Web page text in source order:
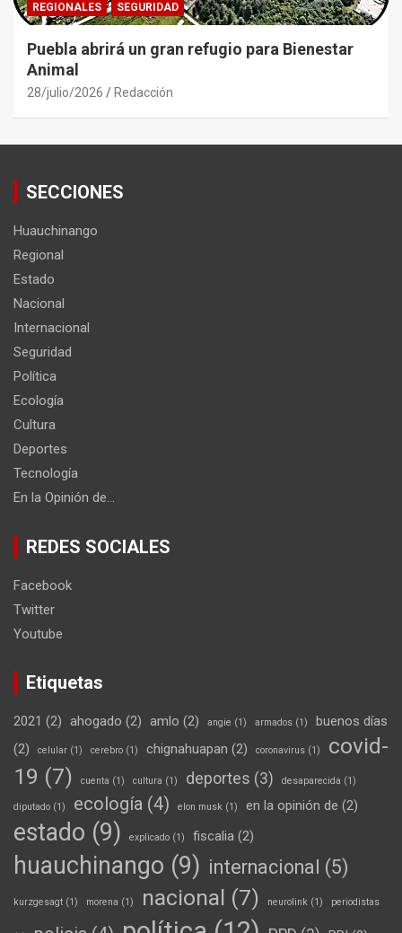
REGIONALES
SEGURIDAD
Puebla abrirá un gran refugio para Bienestar
Animal
28/julio/2026 Redacción
SECCIONES
Huauchinango
Regional
Estado
Nacional
Internacional
Seguridad
Política
Ecología
Cultura
Deportes
Tecnología
En la Opinión de…
REDES SOCIALES
Facebook
Twitter
Youtube
Etiquetas
2021 (2) ahogado (2) amlo (2) angie (1) armados (1)
buenos días
(2)
celular (1) cerebro (1) chignahuapan (2) coronavirus (1)
covid-
19 (7) cuenta (1) cultura (1) deportes (3) desaparecida (1)
diputado (1) ecología (4) elon musk (1) en la opinión de (2)
estado (9) explicado (1) fiscalia (2)
huauchinango (9) internacional (5)
kurzgesagt (1) morena (1) nacional (7) neurolink (1) periodistas